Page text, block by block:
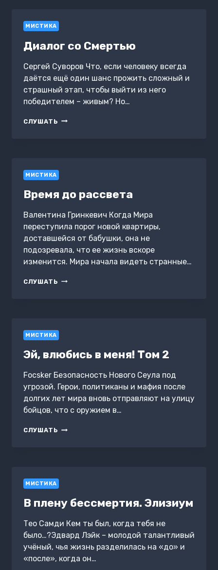
МИСТИКА
Диалог со Смертью
Сергей Суворов Что, если человеку всегда
даётся ещё один шанс прожить сложный и
страшный этап, чтобы выйти из него
победителем – живым? Но…
СЛУШАТЬ ДИАЛОГ
МИСТИКА
Время до рассвета
Валентина Гринкевич Когда Мира
переступила порог новой квартиры,
доставшейся от бабушки, она не
подозревала, что ее жизнь вскоре
изменится. Мира начала видеть странные…
СЛУШАТЬ ВРЕМЯ
МИСТИКА
Эй, влюбись в меня! Том 2
Focsker Безопасность Нового Сеула под
угрозой. Герои, политиканы и мафия после
долгих лет мира вновь отправляют на улицу
бойцов, что с оружием в…
СЛУШАТЬ ЭЙ,
МИСТИКА
В плену бессмертия. Элизиум
Тео Самди Кем ты был, когда тебя не
было…?Эдвард Лэйк – молодой талантливый
учёный, чья жизнь разделилась на «до» и
«после», когда он…